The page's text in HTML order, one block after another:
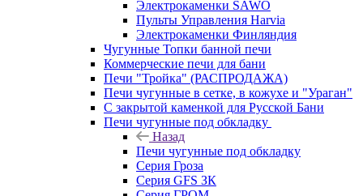
Электрокаменки SAWO
Пульты Управления Harvia
Электрокаменки Финляндия
Чугунные Топки банной печи
Коммерческие печи для бани
Печи "Тройка" (РАСПРОДАЖА)
Печи чугунные в сетке, в кожухе и "Ураган"
С закрытой каменкой для Русской Бани
Печи чугунные под обкладку
Назад
Печи чугунные под обкладку
Серия Гроза
Серия GFS ЗК